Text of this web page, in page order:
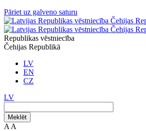
Pāriet uz galveno saturu
Republikas vēstniecība
Čehijas Republikā
LV
EN
CZ
LV
Meklēt
A A